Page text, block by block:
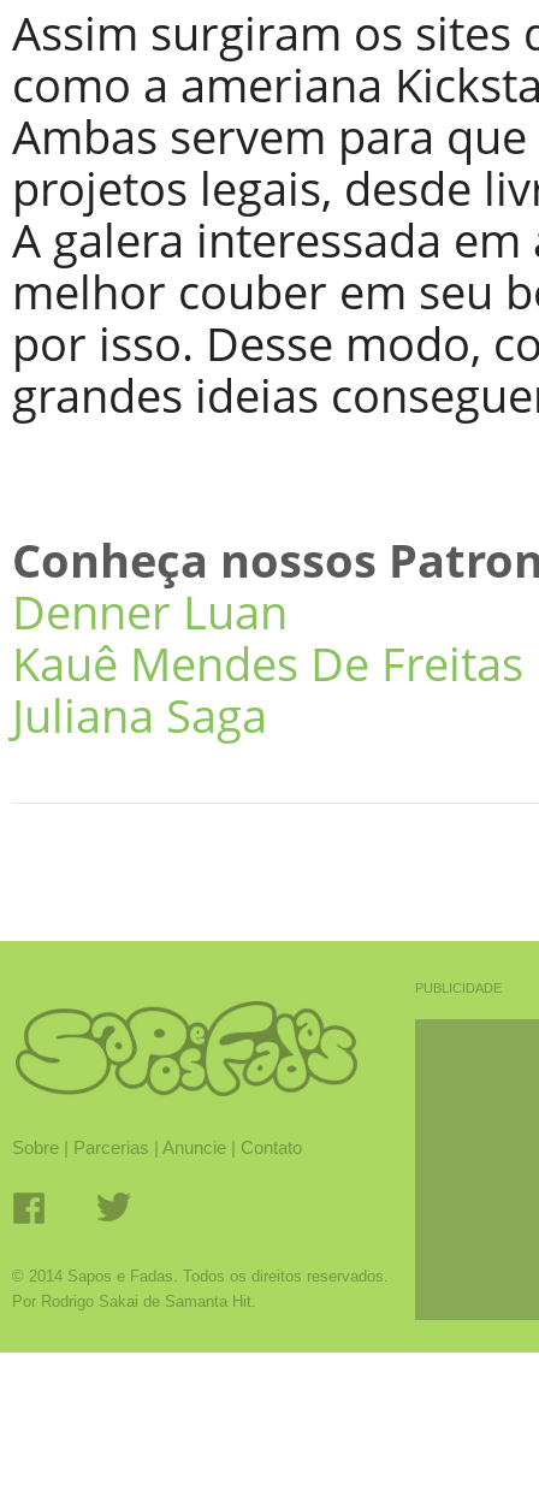
Assim surgiram os
como a ameriana
Ambas servem para
projetos legais, desde
A galera interessada
melhor couber em seu
por isso. Desse modo,
grandes ideias
Conheça nossos
Denner Luan
Kauê Mendes De Freitas
Juliana Saga
Sobre | Parcerias | Anuncie | Contato
© 2014 Sapos e Fadas. Todos os direitos reservados.
Por Rodrigo Sakai de Samanta Hit.
PUBLICIDADE